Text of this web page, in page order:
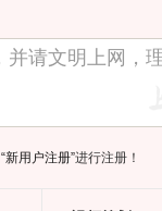
“新用户注册”进行注册！